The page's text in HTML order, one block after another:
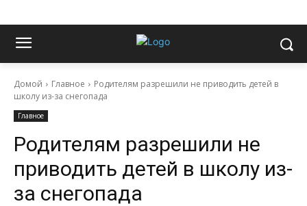
Домой Главное
Родителям разрешили не приводить детей в
школу из-за снегопада
Главное
Родителям разрешили не
приводить детей в школу из-
за снегопада